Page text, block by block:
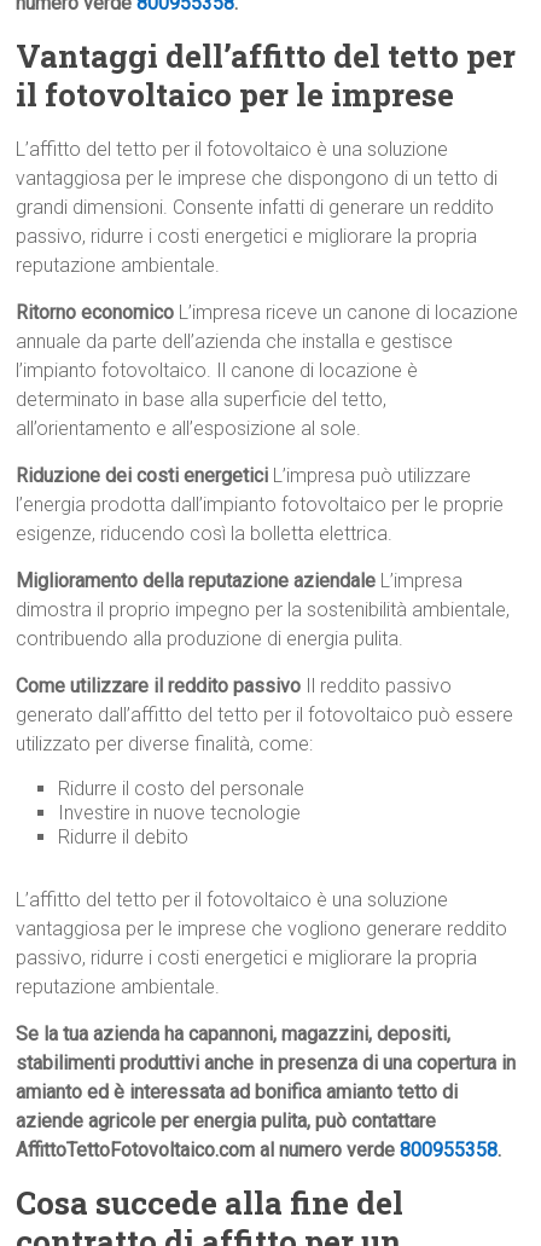
Vantaggi dell’affitto del tetto per
il fotovoltaico per le imprese
L’affitto del tetto per il fotovoltaico è una soluzione
vantaggiosa per le imprese che dispongono di un tetto di
grandi dimensioni. Consente infatti di generare un reddito
passivo, ridurre i costi energetici e migliorare la propria
reputazione ambientale.
Ritorno economico L’impresa riceve un canone di locazione
annuale da parte dell’azienda che installa e gestisce
l’impianto fotovoltaico. Il canone di locazione è
determinato in base alla superficie del tetto,
all’orientamento e all’esposizione al sole.
Riduzione dei costi energetici L’impresa può utilizzare
l’energia prodotta dall’impianto fotovoltaico per le proprie
esigenze, riducendo così la bolletta elettrica.
Miglioramento della reputazione aziendale L’impresa
dimostra il proprio impegno per la sostenibilità ambientale,
contribuendo alla produzione di energia pulita.
Come utilizzare il reddito passivo Il reddito passivo
generato dall’affitto del tetto per il fotovoltaico può essere
utilizzato per diverse finalità, come:
Ridurre il costo del personale
Investire in nuove tecnologie
Ridurre il debito
L’affitto del tetto per il fotovoltaico è una soluzione
vantaggiosa per le imprese che vogliono generare reddito
passivo, ridurre i costi energetici e migliorare la propria
reputazione ambientale.
Se la tua azienda ha capannoni, magazzini, depositi,
stabilimenti produttivi anche in presenza di una copertura in
amianto ed è interessata ad bonifica amianto tetto di
aziende agricole per energia pulita, può contattare
AffittoTettoFotovoltaico.com al numero verde800955358.
Cosa succede alla fine del